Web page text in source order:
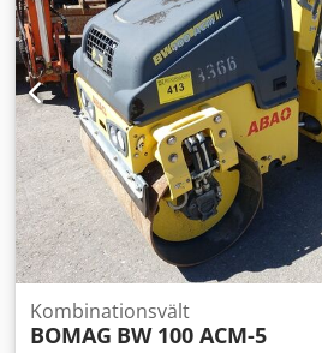
Kombinationsvält
BOMAG BW 100 ACM-5